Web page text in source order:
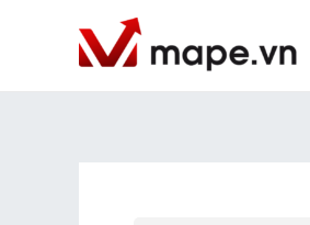
navigation